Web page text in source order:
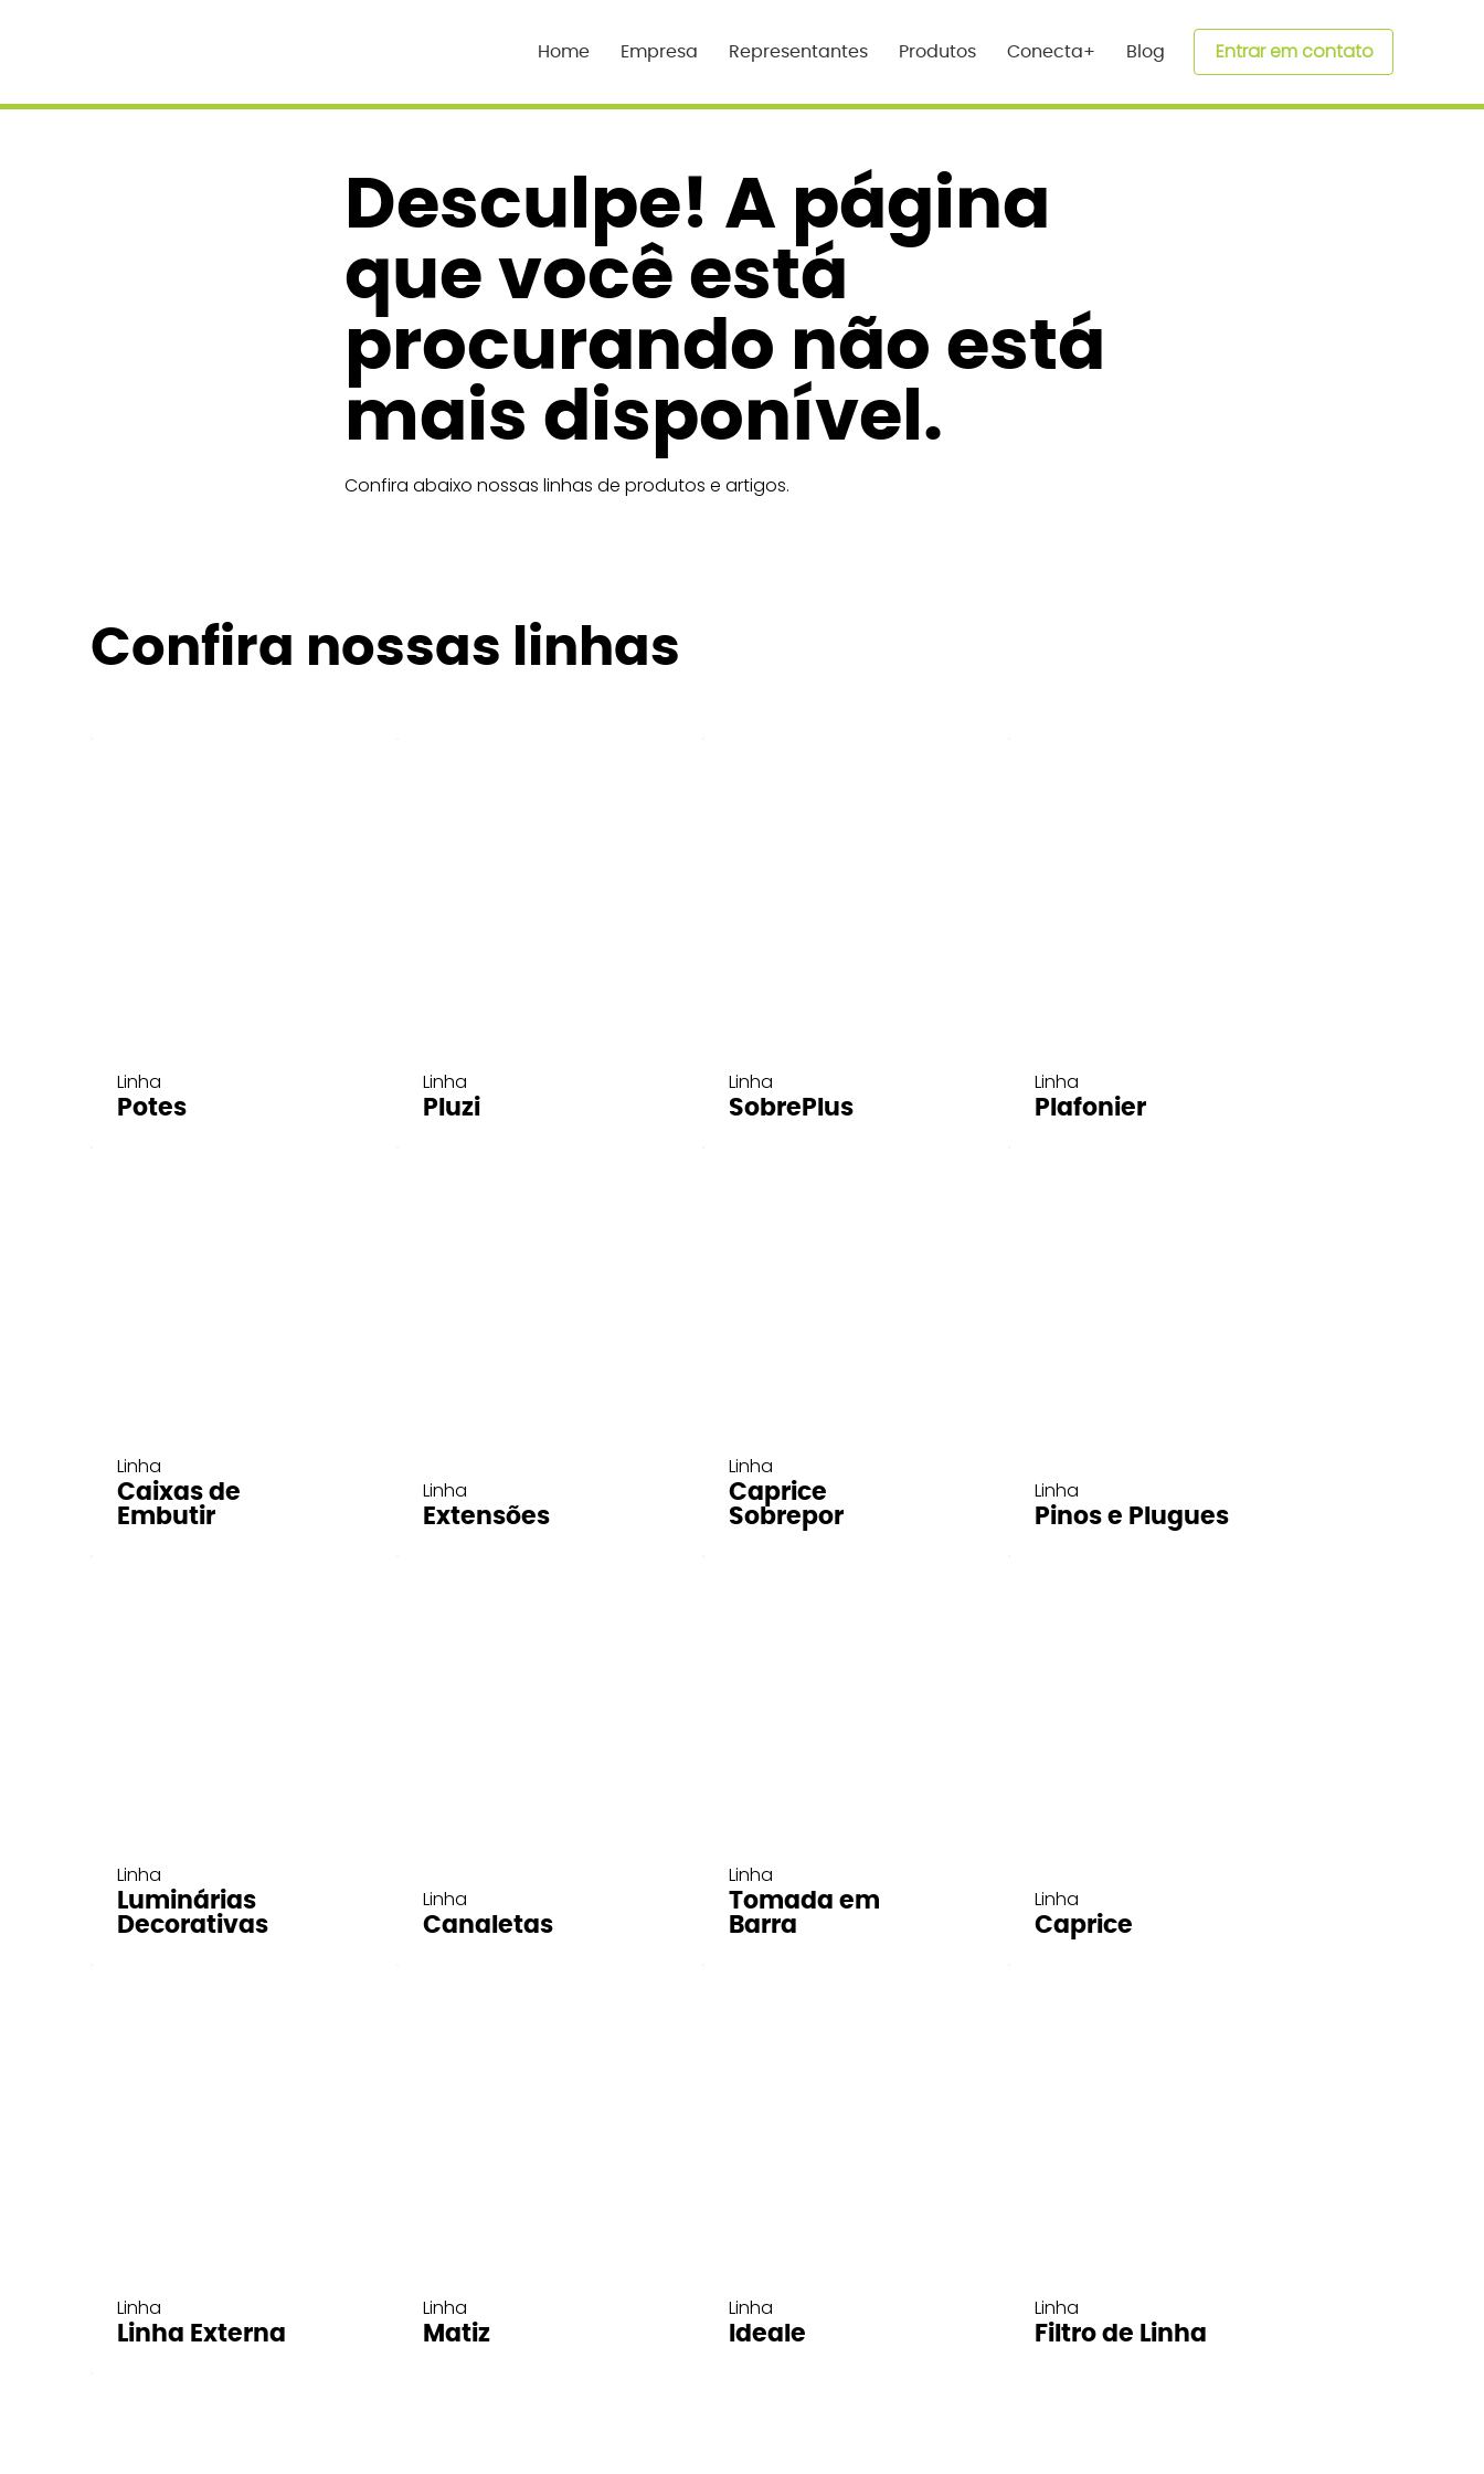
Home Empresa Representantes Produtos Conecta+ Blog Entrar em contato
Desculpe! A página
que você está
procurando não está
mais disponível.
Confira abaixo nossas linhas de produtos e artigos.
Confira nossas linhas
Linha
Potes
Linha
Pluzi
Linha
SobrePlus
Linha
Plafonier
Linha
Caixas de
Embutir
Linha
Extensões
Linha
Caprice
Sobrepor
Linha
Pinos e Plugues
Linha
Luminárias
Decorativas
Linha
Canaletas
Linha
Tomada em
Barra
Linha
Caprice
Linha
Linha Externa
Linha
Matiz
Linha
Ideale
Linha
Filtro de Linha